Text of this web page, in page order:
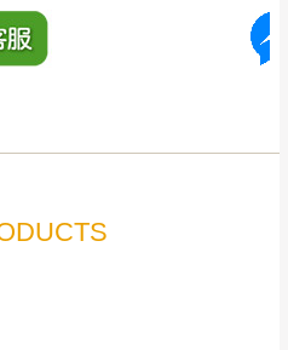
門固定公休無送貨｜
於到貨日起七日內通知本
裝，床墊、床包、枕頭
方式處理，恕無法接受退